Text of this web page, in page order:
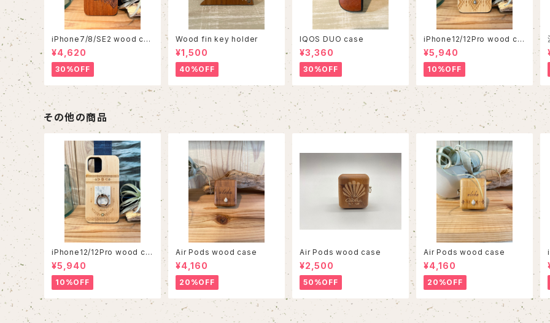
iPhone7/8/SE2 wood cas
e 86
¥4,620
30%OFF
Wood fin key holder
¥1,500
40%OFF
IQOS DUO case
¥3,360
30%OFF
iPhone12/12Pro wood ca
se
¥5,940
10%OFF
その他の商品
iPhone12/12Pro wood ca
se
¥5,940
10%OFF
Air Pods wood case
¥4,160
20%OFF
Air Pods wood case
¥2,500
50%OFF
Air Pods wood case
¥4,160
20%OFF